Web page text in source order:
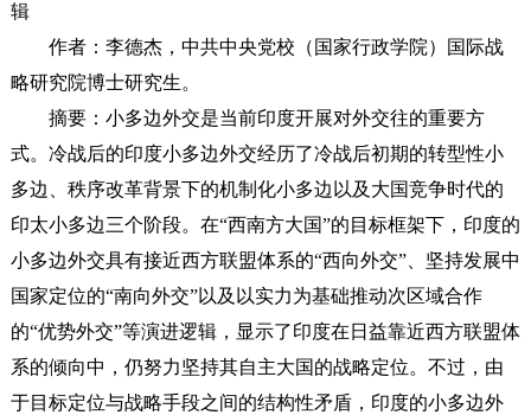
辑
作者：李德杰，中共中央党校（国家行政学院）国际战
略研究院博士研究生。
摘要：小多边外交是当前印度开展对外交往的重要方
式。冷战后的印度小多边外交经历了冷战后初期的转型性小
多边、秩序改革背景下的机制化小多边以及大国竞争时代的
印太小多边三个阶段。在“西南方大国”的目标框架下，印度的
小多边外交具有接近西方联盟体系的“西向外交”、坚持发展中
国家定位的“南向外交”以及以实力为基础推动次区域合作
的“优势外交”等演进逻辑，显示了印度在日益靠近西方联盟体
系的倾向中，仍努力坚持其自主大国的战略定位。不过，由
于目标定位与战略手段之间的结构性矛盾，印度的小多边外